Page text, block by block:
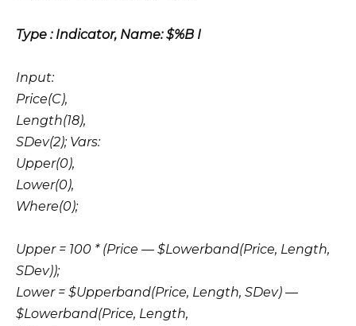
Type : Indicator, Name: $%B I
Input:
Price(C),
Length(18),
SDev(2); Vars:
Upper(0),
Lower(0),
Where(0);
Upper = 100 * (Price — $Lowerband(Price, Length,
SDev));
Lower = $Upperband(Price, Length, SDev) —
$Lowerband(Price, Length,